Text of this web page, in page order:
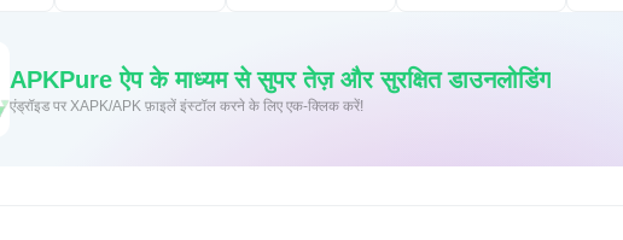
APKPure ऐप के माध्यम से सुपर तेज़ और सुरक्षित डाउनलोडिंग
एंड्रॉइड पर XAPK/APK फ़ाइलें इंस्टॉल करने के लिए एक-क्लिक करें!